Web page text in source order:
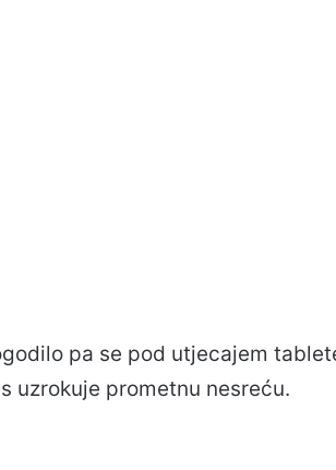
pa se pod utjecajem
uzrokuje prometnu nesreću.